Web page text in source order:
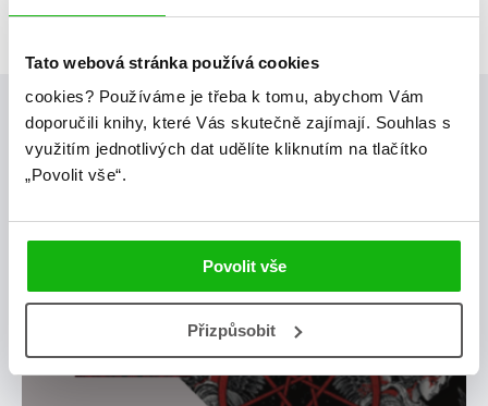
Tato webová stránka používá cookies
cookies? Používáme je třeba k tomu, abychom Vám
doporučili knihy, které Vás skutečně zajímají. Souhlas s
využitím jednotlivých dat udělíte kliknutím na tlačítko
„Povolit vše“.
Povolit vše
Přizpůsobit
Posty, které by tě mohly zajímat